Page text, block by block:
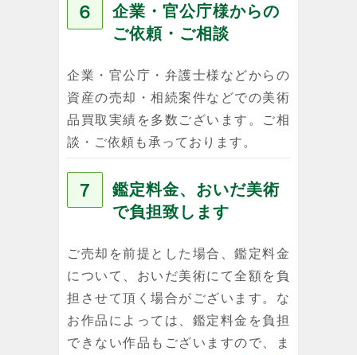
６
企業・官公庁様からの
ご依頼・ご相談
企業・官公庁・弁護士様などからの
資産の売却・相続案件などでの美術
品買取実績を多数ございます。ご相
談・ご依頼も承っております。
７
鑑定料金、おいだ美術
で負担致します
ご売却を前提とした場合、鑑定料金
について、おいだ美術にて全額を負
担させて頂く場合がございます。な
お作品によっては、鑑定料金を負担
できない作品もございますので、ま